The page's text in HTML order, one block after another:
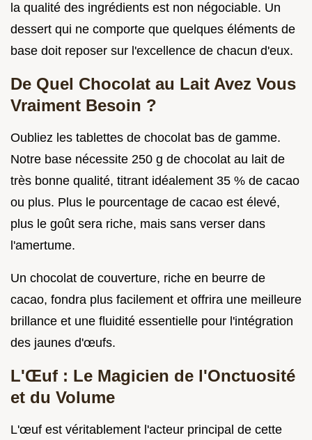
la qualité des ingrédients est non négociable. Un
dessert qui ne comporte que quelques éléments de
base doit reposer sur l'excellence de chacun d'eux.
De Quel Chocolat au Lait Avez Vous
Vraiment Besoin ?
Oubliez les tablettes de chocolat bas de gamme.
Notre base nécessite 250 g de chocolat au lait de
très bonne qualité, titrant idéalement 35 % de cacao
ou plus. Plus le pourcentage de cacao est élevé,
plus le goût sera riche, mais sans verser dans
l'amertume.
Un chocolat de couverture, riche en beurre de
cacao, fondra plus facilement et offrira une meilleure
brillance et une fluidité essentielle pour l'intégration
des jaunes d'œufs.
L'Œuf : Le Magicien de l'Onctuosité
et du Volume
L'œuf est véritablement l'acteur principal de cette